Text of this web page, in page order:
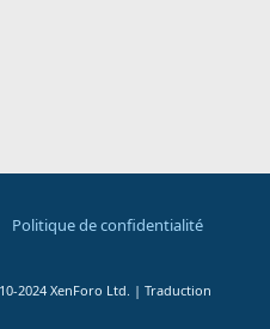
Politique de confidentialité
2024 XenForo Ltd. | Traduction